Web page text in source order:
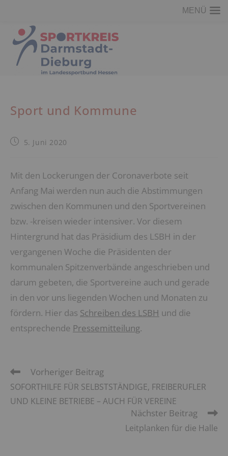
Inhalt
springen
Sport und Kommune
Beitrag5. Juni 2020
Mit den Lockerungen der Coronaverbote seit
Anfang Mai werden nun auch die Abstimmungen
zwischen den Kommunen und den Sportvereinen
bzw. -kreisen wieder intensiver. Vor diesem
Hintergrund hat das Präsidium des LSBH in der
vergangenen Woche die Präsidenten der
kommunalen Spitzenverbände angeschrieben und
darum gebeten, die Sportvereine auch und gerade
in den vor uns liegenden Wochen und Monaten zu
fördern. Hier das Schreiben des LSBH und die
entsprechende Pressemitteilung.
Weitere
ansehen
Vorheriger Beitrag
SOFORTHILFE FÜR SELBSTSTÄNDIGE, FREIBERUFLER
UND KLEINE BETRIEBE – AUCH FÜR VEREINE
Nächster Beitrag
Leitplanken für die Halle
MENÜ